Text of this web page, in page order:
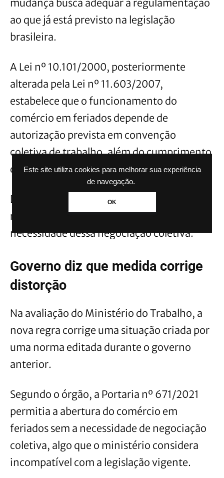
Este site utiliza cookies para melhorar sua experiência
de navegação.
OK
mudança busca adequar a regulamentação
ao que já está previsto na legislação
brasileira.
A Lei nº 10.101/2000, posteriormente
alterada pela Lei nº 11.603/2007,
estabelece que o funcionamento do
comércio em feriados depende de
autorização prevista em convenção
coletiva de trabalho, além do cumprimento
das regras municipais.
De acordo com o governo federal, a nova
regulamentação apenas reforça a
necessidade dessa negociação coletiva.
Governo diz que medida corrige
distorção
Na avaliação do Ministério do Trabalho, a
nova regra corrige uma situação criada por
uma norma editada durante o governo
anterior.
Segundo o órgão, a Portaria nº 671/2021
permitia a abertura do comércio em
feriados sem a necessidade de negociação
coletiva, algo que o ministério considera
incompatível com a legislação vigente.